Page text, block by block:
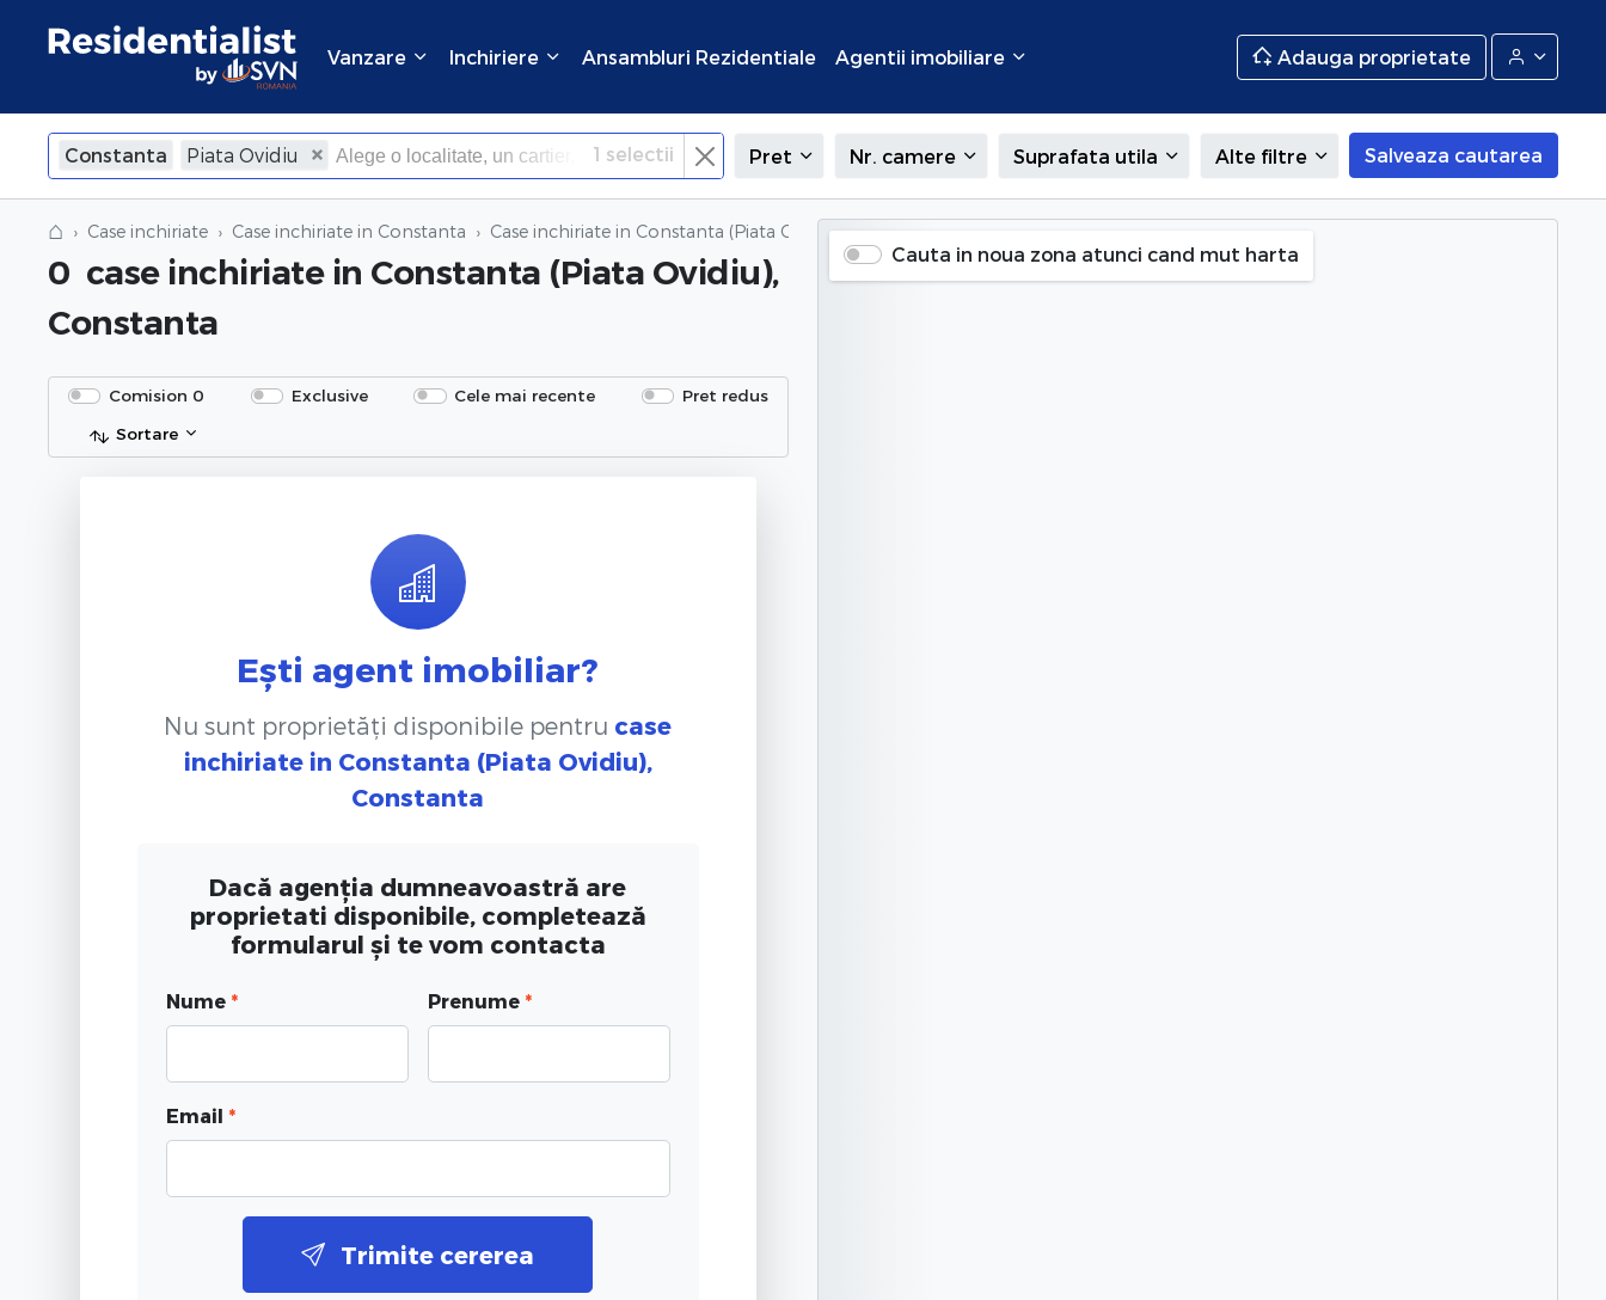
Vanzare Inchiriere Ansambluri Rezidentiale Agentii imobiliare Adauga proprietate
Constanta Piata Ovidiu
×Inchide
1 selectii Pret Nr. camere Suprafata utila Alte filtre Salveaza cautarea
⌂ Case inchiriate Case inchiriate in Constanta Case inchiriate in Constanta (Piata Ovidiu), Constanta
0 case inchiriate in Constanta (Piata Ovidiu),
Constanta
Comision 0 Exclusive Cele mai recente
Pret redus
Sortare
Ești agent imobiliar?
Nu sunt proprietăți disponibile pentru case
inchiriate in Constanta (Piata Ovidiu),
Constanta
Dacă agenția dumneavoastră are
proprietati disponibile, completează
formularul și te vom contacta
Nume * Prenume *
Email *
Trimite cererea
Cauta in noua zona atunci cand mut harta